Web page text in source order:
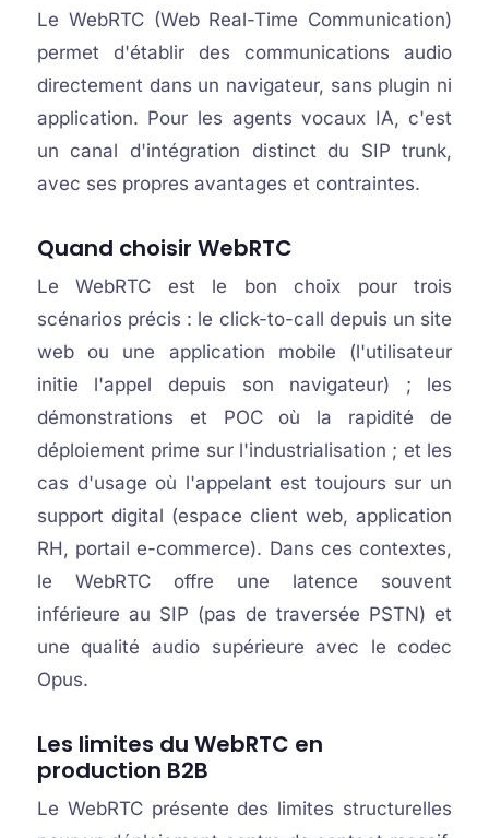
Le WebRTC (Web Real-Time Communication)
permet d'établir des communications audio
directement dans un navigateur, sans plugin ni
application. Pour les agents vocaux IA, c'est
un canal d'intégration distinct du SIP trunk,
avec ses propres avantages et contraintes.
Quand choisir WebRTC
Le WebRTC est le bon choix pour trois
scénarios précis : le click-to-call depuis un site
web ou une application mobile (l'utilisateur
initie l'appel depuis son navigateur) ; les
démonstrations et POC où la rapidité de
déploiement prime sur l'industrialisation ; et les
cas d'usage où l'appelant est toujours sur un
support digital (espace client web, application
RH, portail e-commerce). Dans ces contextes,
le WebRTC offre une latence souvent
inférieure au SIP (pas de traversée PSTN) et
une qualité audio supérieure avec le codec
Opus.
Les limites du WebRTC en
production B2B
Le WebRTC présente des limites structurelles